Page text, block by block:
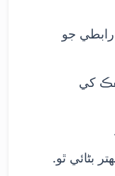
جو
کي
بڻائي ٿو.